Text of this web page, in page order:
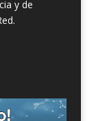
y de